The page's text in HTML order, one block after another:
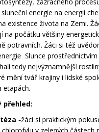
energie na energii
existence života na Zemi.
na počátku většiny
potravních. Žáci si též
Slunce
tedy nejvýznamnější
mění tvář krajiny i lidské
etapách.
přehled:
-žáci si praktickým